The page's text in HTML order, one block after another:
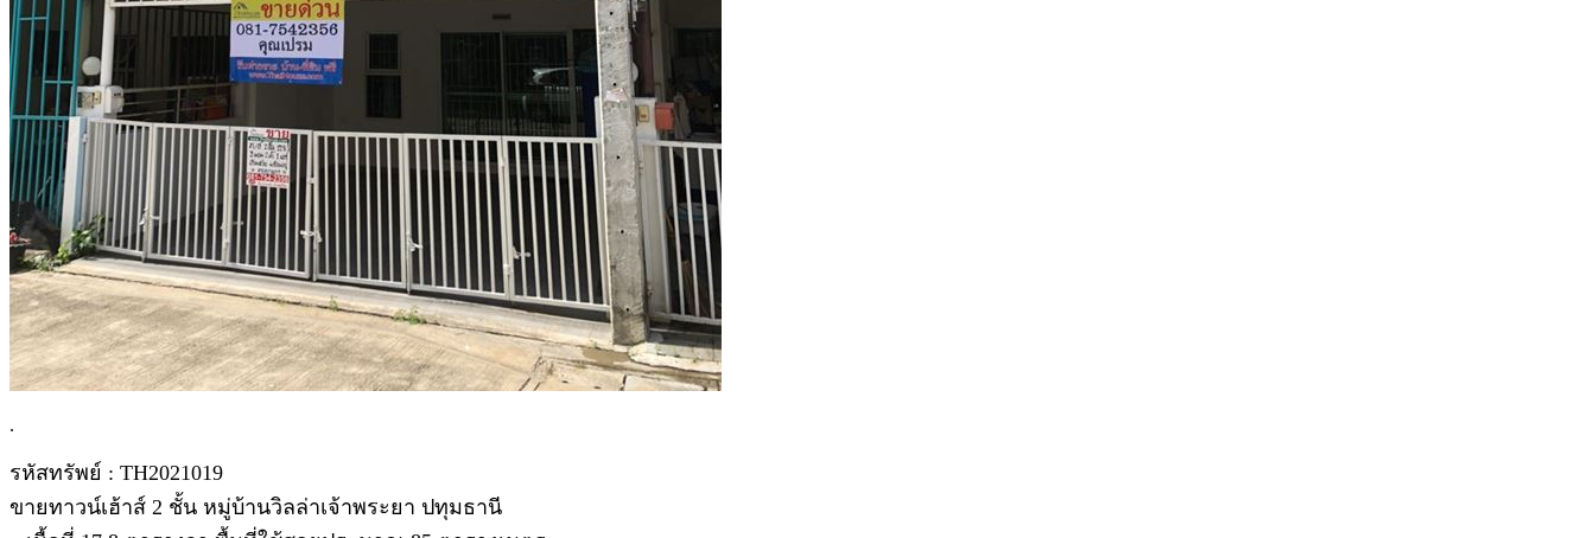
.
รหัสทรัพย์ : TH2021019
ขายทาวน์เฮ้าส์ 2 ชั้น หมู่บ้านวิลล่าเจ้าพระยา ปทุมธานี